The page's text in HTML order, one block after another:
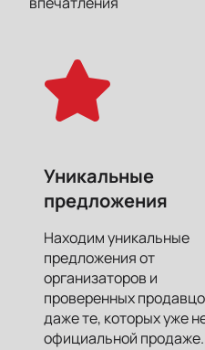
За последние несколько
постоянным ведущим в
лейбла «Газгольдер» на
принял участие в
«Клубаре») и записал
Высокое напряжение»).
Уникальные
предложения
Находим уникальные
предложения от
организаторов и
проверенных
даже те, которых уже
официальной продаже.